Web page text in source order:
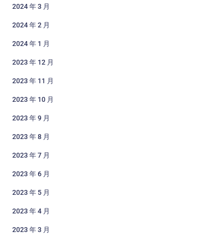
2024 年 3 月
2024 年 2 月
2024 年 1 月
2023 年 12 月
2023 年 11 月
2023 年 10 月
2023 年 9 月
2023 年 8 月
2023 年 7 月
2023 年 6 月
2023 年 5 月
2023 年 4 月
2023 年 3 月